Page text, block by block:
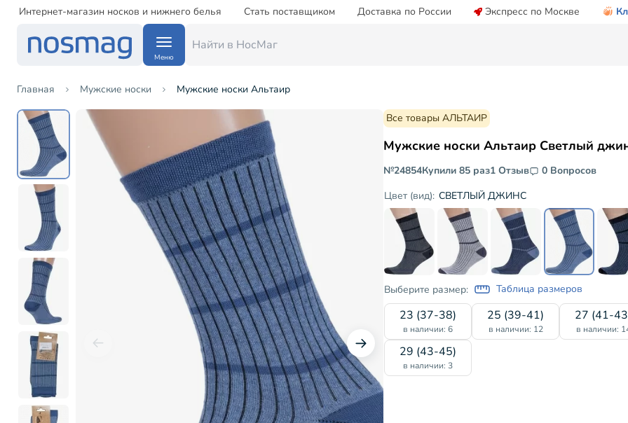
Интернет-магазин носков и нижнего белья Стать поставщиком Доставка по России Экспресс по Москве
Меню
Главная Мужские носки Мужские носки Альтаир
Все товары АЛЬТАИР
Мужские носки Альтаир Светлый
№24854Купили 85 раз1 Отзыв
0 Вопросов
Цвет (вид): СВЕТЛЫЙ ДЖИНС
Выберите размер: Таблица размеров
23 (37-38)
в наличии: 6
25 (39-41)
в наличии: 12
27 (41-
в наличии:
29 (43-45)
в наличии: 3